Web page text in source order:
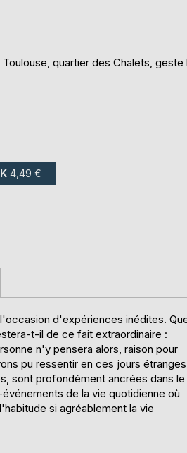
quartier des Chalets, geste
4,49 €
d'expériences inédites.
t-il de ce fait extraordinaire :
n'y pensera alors, raison pour
pu ressentir en ces jours
sont profondément ancrées dans le
de la vie quotidienne où
si agréablement la vie